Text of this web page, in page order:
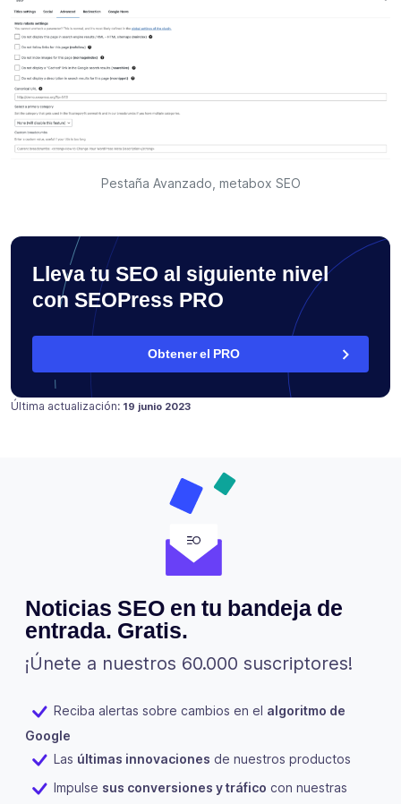
Pestaña Avanzado, metabox SEO
Lleva tu SEO al siguiente nivel
con SEOPress PRO
Obtener el PRO
Última actualización: Publicado en
30 mayo 2023
19 junio 2023
Noticias SEO en tu bandeja de
entrada. Gratis.
¡Únete a nuestros 60.000 suscriptores!
Reciba alertas sobre cambios en el algoritmo de
Google
Las últimas innovaciones de nuestros productos
Impulse sus conversiones y tráfico con nuestras